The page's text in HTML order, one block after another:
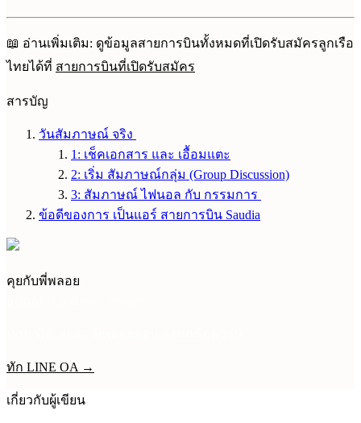
📖 อ่านเพิ่มเติม: ดูข้อมูลสายการบินทั้งหมดที่เปิดรับสมัครลูกเรือ
ไทยได้ที่ สายการบินที่เปิดรับสมัคร
สารบัญ
วันสัมภาษณ์ จริง
1: เช็คเอกสาร และ เอื้อมแตะ
2: เริ่ม สัมภาษณ์กลุ่ม (Group Discussion)
3: สัมภาษณ์ ไฟนอล กับ กรรมการ
ข้อดีของการ เป็นแอร์ สายการบิน Saudia
คุยกับพี่พลอย
ทัก LINE OA →
เกี่ยวกับผู้เขียน